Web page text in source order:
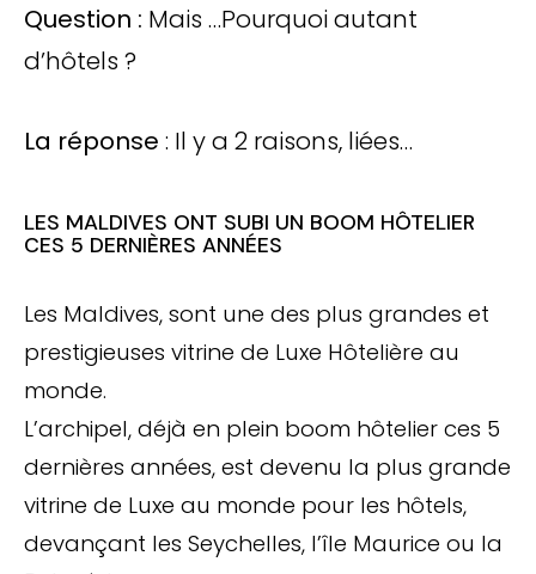
Question : Mais …Pourquoi autant
d’hôtels ?
La réponse : Il y a 2 raisons, liées…
LES MALDIVES ONT SUBI UN BOOM HÔTELIER
CES 5 DERNIÈRES ANNÉES
Les Maldives, sont une des plus grandes et
prestigieuses vitrine de Luxe Hôtelière au
monde.
L’archipel, déjà en plein boom hôtelier ces 5
dernières années, est devenu la plus grande
vitrine de Luxe au monde pour les hôtels,
devançant les Seychelles, l’île Maurice ou la